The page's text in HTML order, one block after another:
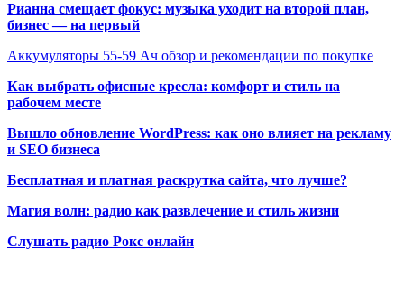
Рианна смещает фокус: музыка уходит на второй план,
бизнес — на первый
Аккумуляторы 55-59 Ач обзор и рекомендации по покупке
Как выбрать офисные кресла: комфорт и стиль на
рабочем месте
Вышло обновление WordPress: как оно влияет на рекламу
и SEO бизнеса
Бесплатная и платная раскрутка сайта, что лучше?
Магия волн: радио как развлечение и стиль жизни
Слушать радио Рокс онлайн